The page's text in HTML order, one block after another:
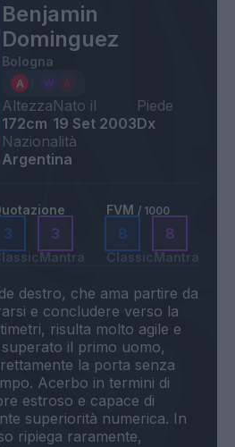
Benjamin
Dominguez
Bologna
Altezza
172cm
Nato il
19 Set 2003
Piede
Dx
Nazionalità
Argentina
3 3
Mantra
FVM / 1000
8
Classic
8
Mantra
destro, che ama partire da
e concludere verso la
risulta molto agile e
il primo uomo,
la porta senza
Acerbo in termini di
estroso e capace di
superiorità numerica. In
ripiega raramente,